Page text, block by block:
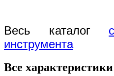
Весь каталог
инструмента
Все характеристики